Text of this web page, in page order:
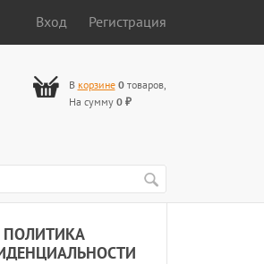
Вход Регистрация
В корзине 0товаров,
На сумму 0 ₽
ПОЛИТИКА